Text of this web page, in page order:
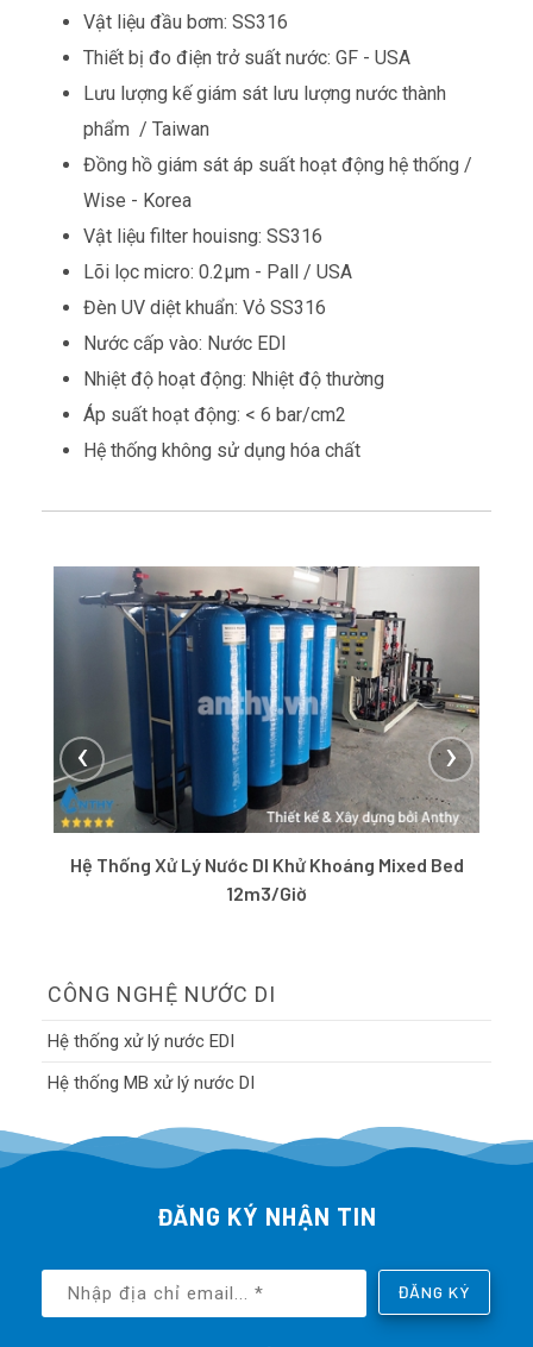
Vật liệu đầu bơm: SS316
Thiết bị đo điện trở suất nước: GF - USA
Lưu lượng kế giám sát lưu lượng nước thành
phẩm / Taiwan
Đồng hồ giám sát áp suất hoạt động hệ thống /
Wise - Korea
Vật liệu filter houisng: SS316
Lõi lọc micro: 0.2µm - Pall / USA
Đèn UV diệt khuẩn: Vỏ SS316
Nước cấp vào: Nước EDI
Nhiệt độ hoạt động: Nhiệt độ thường
Áp suất hoạt động: < 6 bar/cm2
Hệ thống không sử dụng hóa chất
Hệ Thống Xử Lý Nước DI Khử Khoáng Mixed Bed
12m3/giờ
‹ ›
CÔNG NGHỆ NƯỚC DI
Hệ thống xử lý nước EDI
Hệ thống MB xử lý nước DI
ĐĂNG KÝ NHẬN TIN
ĐĂNG KÝ